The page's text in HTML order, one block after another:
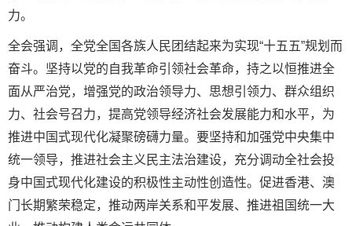
力。
全会强调，全党全国各族人民团结起来为实现“十五五”规划而
奋斗。坚持以党的自我革命引领社会革命，持之以恒推进全
面从严治党，增强党的政治领导力、思想引领力、群众组织
力、社会号召力，提高党领导经济社会发展能力和水平，为
推进中国式现代化凝聚磅礴力量。要坚持和加强党中央集中
统一领导，推进社会主义民主法治建设，充分调动全社会投
身中国式现代化建设的积极性主动性创造性。促进香港、澳
门长期繁荣稳定，推动两岸关系和平发展、推进祖国统一大